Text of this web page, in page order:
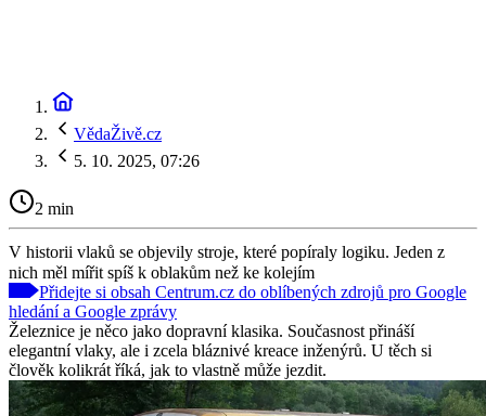
VědaŽivě.cz
5. 10. 2025, 07:26
2 min
V historii vlaků se objevily stroje, které popíraly logiku. Jeden z
nich měl mířit spíš k oblakům než ke kolejím
Přidejte si obsah Centrum.cz do oblíbených zdrojů pro Google
hledání a Google zprávy
Železnice je něco jako dopravní klasika. Současnost přináší
elegantní vlaky, ale i zcela bláznivé kreace inženýrů. U těch si
člověk kolikrát říká, jak to vlastně může jezdit.